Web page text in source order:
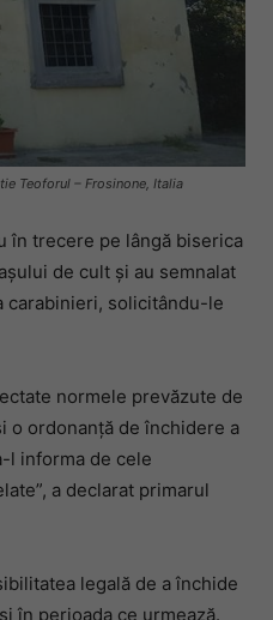
Teoforul – Frosinone, Italia
în trecere pe lângă biserica
de cult și au semnalat
carabinieri, solicitându-le
normele prevăzute de
o ordonanță de închidere a
l informa de cele
a declarat primarul
legală de a închide
în perioada ce urmează.